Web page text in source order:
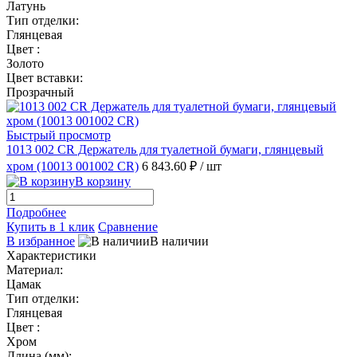
Латунь
Тип отделки:
Глянцевая
Цвет :
Золото
Цвет вставки:
Прозрачный
Быстрый просмотр
1013 002 CR Держатель для туалетной бумаги, глянцевый
хром (10013 001002 CR) 6 843.60 ₽ / шт
В корзину
Подробнее
Купить в 1 клик Сравнение
В избранное
В наличии
Характеристики
Материал:
Цамак
Тип отделки:
Глянцевая
Цвет :
Хром